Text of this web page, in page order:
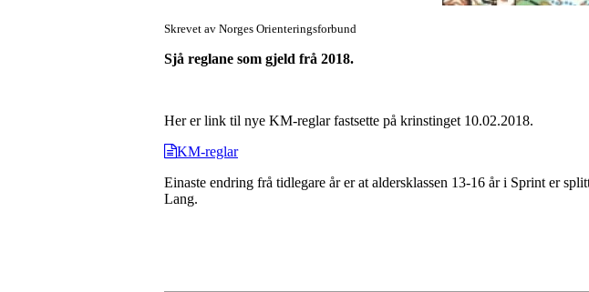
Skrevet av Norges Orienteringsforbund
Sjå reglane som gjeld frå 2018.
Her er link til nye KM-reglar fastsette på krinstinget 10.02.2018.
KM-reglar
Einaste endring frå tidlegare år er at aldersklassen 13-16 år i Sprint er
Lang.